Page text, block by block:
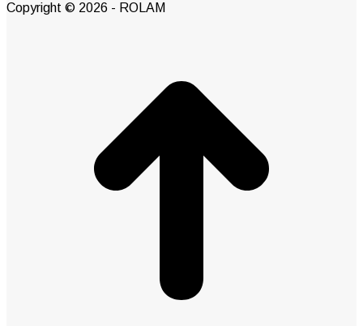
Copyright © 2026 - ROLAM